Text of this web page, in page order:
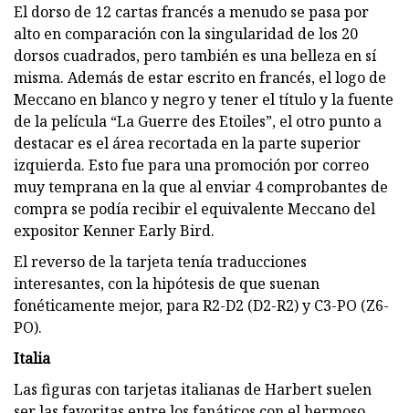
El dorso de 12 cartas francés a menudo se pasa por
alto en comparación con la singularidad de los 20
dorsos cuadrados, pero también es una belleza en sí
misma. Además de estar escrito en francés, el logo de
Meccano en blanco y negro y tener el título y la fuente
de la película “La Guerre des Etoiles”, el otro punto a
destacar es el área recortada en la parte superior
izquierda. Esto fue para una promoción por correo
muy temprana en la que al enviar 4 comprobantes de
compra se podía recibir el equivalente Meccano del
expositor Kenner Early Bird.
El reverso de la tarjeta tenía traducciones
interesantes, con la hipótesis de que suenan
fonéticamente mejor, para R2-D2 (D2-R2) y C3-PO (Z6-
PO).
Italia
Las figuras con tarjetas italianas de Harbert suelen